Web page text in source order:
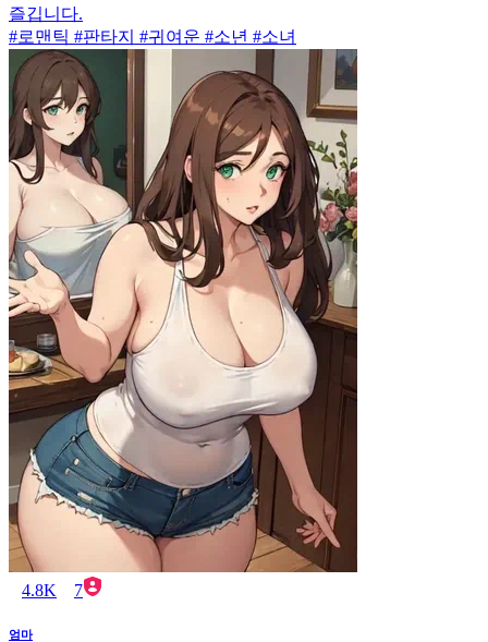
즐깁니다.
#로맨틱 #판타지 #귀여운 #소년 #소녀
4.8K 7
엄마